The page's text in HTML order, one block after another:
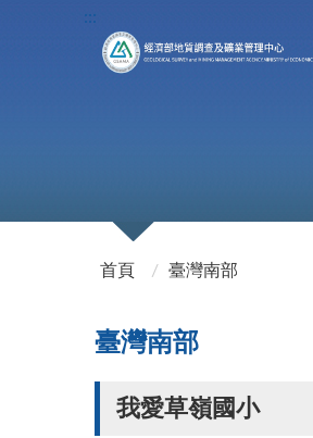
:::
首頁
臺灣南部
臺灣南部
我愛草嶺國小